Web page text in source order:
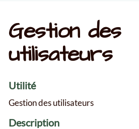
Gestion des
utilisateurs
Utilité
Gestion des utilisateurs
Description